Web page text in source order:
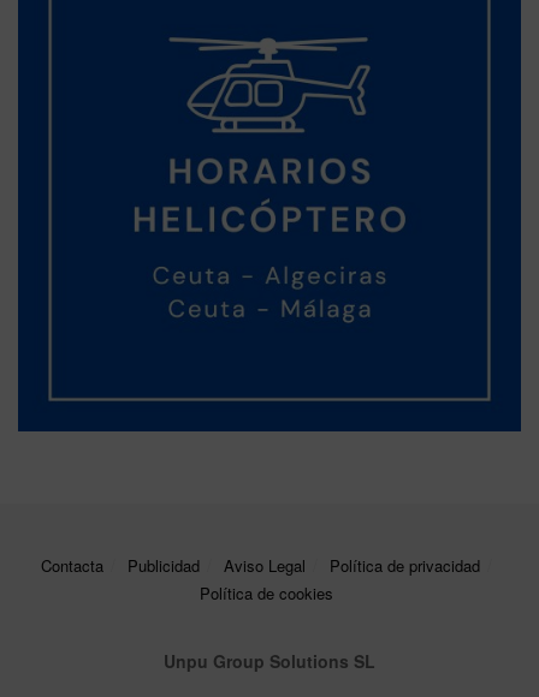
Contacta Publicidad Aviso Legal
Política de privacidad
Política de cookies
Unpu Group Solutions SL